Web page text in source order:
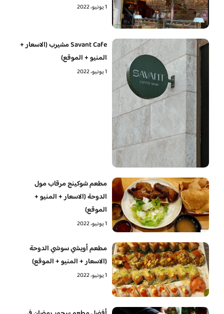
1 يونيو، 2022
Savant Cafe مشيرب (الاسعار +
المنيو + الموقع)
1 يونيو، 2022
مطعم شوكينج مرقاب مول
الدوحة (الاسعار + المنيو +
الموقع)
1 يونيو، 2022
مطعم أويشي سوشي الدوحة
(الاسعار + المنيو + الموقع)
1 يونيو، 2022